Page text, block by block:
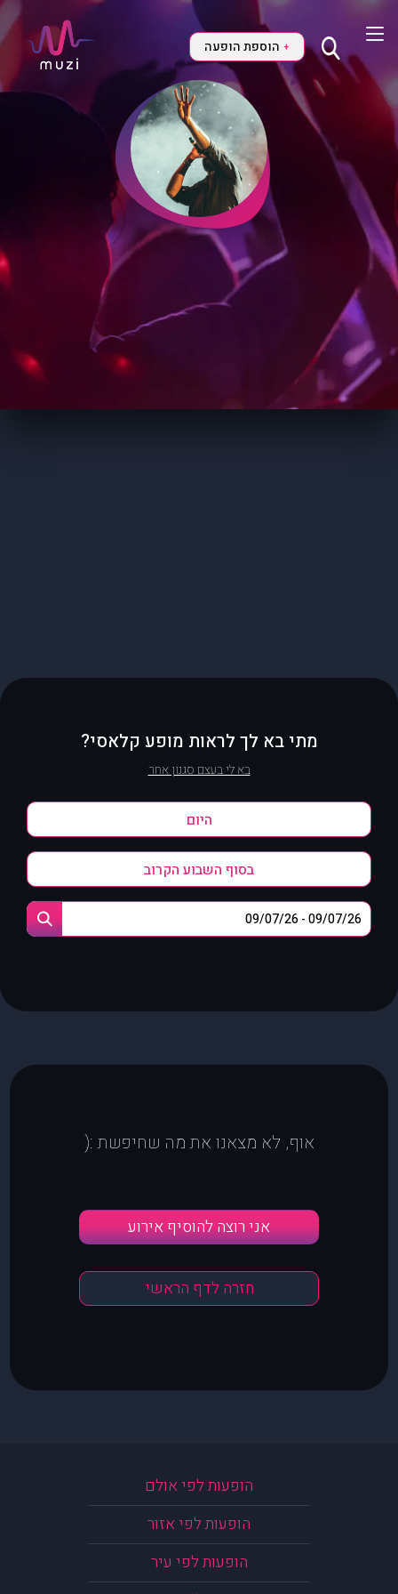
+ הוספת הופעה
מתי בא לך לראות מופע קלאסי?
בא לי בעצם סגנון אחר
היום
בסוף השבוע הקרוב
אוף, לא מצאנו את מה שחיפשת :(
אני רוצה להוסיף אירוע
חזרה לדף הראשי
הופעות לפי אולם
הופעות לפי אזור
הופעות לפי עיר